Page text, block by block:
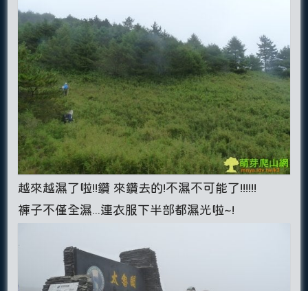
越來越濕了啦!!鑽 來鑽去的!不濕不可能了!!!!!!
褲子不僅全濕...連衣服下半部都濕光啦~!